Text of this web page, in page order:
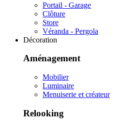
Portail - Garage
Clôture
Store
Véranda - Pergola
Décoration
Aménagement
Mobilier
Luminaire
Menuiserie et créateur
Relooking